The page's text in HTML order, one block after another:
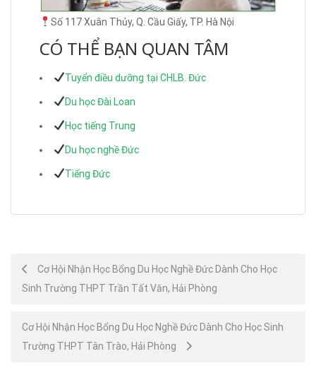
Số 117 Xuân Thủy, Q. Cầu Giấy, TP. Hà Nội
CÓ THỂ BẠN QUAN TÂM
Tuyển điều dưỡng tại CHLB. Đức
Du học Đài Loan
Học tiếng Trung
Du học nghề Đức
Tiếng Đức
Post
navigation
Cơ Hội Nhận Học Bổng Du Học Nghề Đức Dành Cho Học
Sinh Trường THPT Trần Tất Văn, Hải Phòng
Cơ Hội Nhận Học Bổng Du Học Nghề Đức Dành Cho Học Sinh
Trường THPT Tân Trào, Hải Phòng